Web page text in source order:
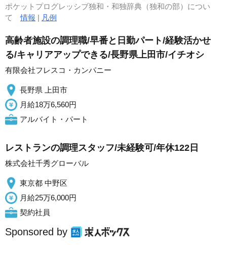
ポケットプログレッシブ独和・和独辞典（独和の部）につい
て情報 | 凡例
高齢者施設の調理職/早番と日勤パート/経験活かせ
る/キャリアアップできる/長野県上田市/イチオシ
有限会社フレスコ・カンパニー
長野県 上田市
月給18万6,560円
アルバイト・パート
レストランの調理スタッフ/未経験可/年休122日
株式会社千秀グローバル
東京都 中野区
月給25万6,000円
契約社員
Sponsored by